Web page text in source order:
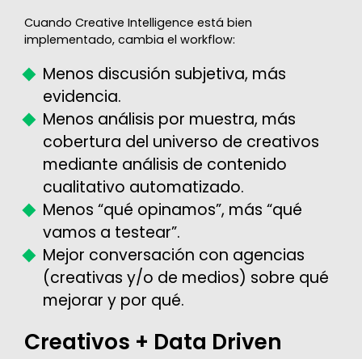
Cuando Creative Intelligence está bien
implementado, cambia el workflow:
Menos discusión subjetiva, más
evidencia.
Menos análisis por muestra, más
cobertura del universo de creativos
mediante análisis de contenido
cualitativo automatizado.
Menos “qué opinamos”, más “qué
vamos a testear”.
Mejor conversación con agencias
(creativas y/o de medios) sobre qué
mejorar y por qué.
Creativos + Data Driven